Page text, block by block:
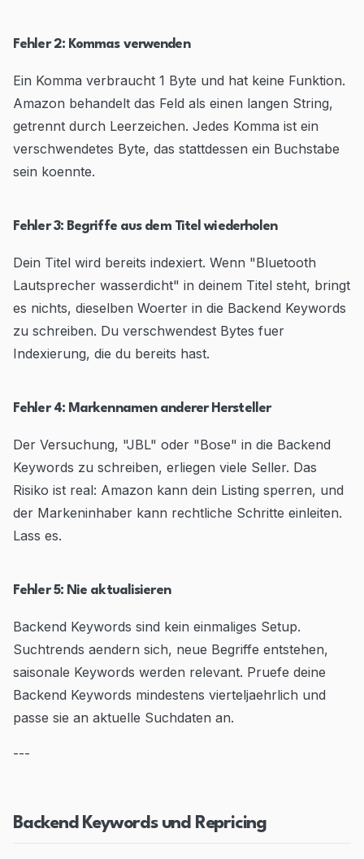
Fehler 2: Kommas verwenden
Ein Komma verbraucht 1 Byte und hat keine Funktion.
Amazon behandelt das Feld als einen langen String,
getrennt durch Leerzeichen. Jedes Komma ist ein
verschwendetes Byte, das stattdessen ein Buchstabe
sein koennte.
Fehler 3: Begriffe aus dem Titel wiederholen
Dein Titel wird bereits indexiert. Wenn "Bluetooth
Lautsprecher wasserdicht" in deinem Titel steht, bringt
es nichts, dieselben Woerter in die Backend Keywords
zu schreiben. Du verschwendest Bytes fuer
Indexierung, die du bereits hast.
Fehler 4: Markennamen anderer Hersteller
Der Versuchung, "JBL" oder "Bose" in die Backend
Keywords zu schreiben, erliegen viele Seller. Das
Risiko ist real: Amazon kann dein Listing sperren, und
der Markeninhaber kann rechtliche Schritte einleiten.
Lass es.
Fehler 5: Nie aktualisieren
Backend Keywords sind kein einmaliges Setup.
Suchtrends aendern sich, neue Begriffe entstehen,
saisonale Keywords werden relevant. Pruefe deine
Backend Keywords mindestens vierteljaehrlich und
passe sie an aktuelle Suchdaten an.
---
Backend Keywords und Repricing